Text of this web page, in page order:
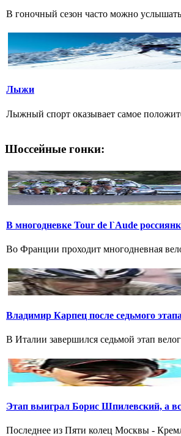
В гоночный сезон часто можно
Лыжи
Лыжный спорт оказывает самое
Шоссейные гонки:
В многодневке Tour de l`Aude
Во Франции проходит многодневная
Владимир Карпец после седьмого
В Италии завершился седьмой этап
Этап выиграл Борис Шпилевский, а
Последнее из Пяти колец Москвы -